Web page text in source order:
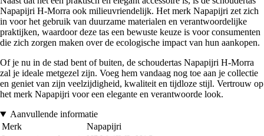
Napapijri H-Morra ook milieuvriendelijk. Het merk Napapijri zet zich
in voor het gebruik van duurzame materialen en verantwoordelijke
praktijken, waardoor deze tas een bewuste keuze is voor consumenten
die zich zorgen maken over de ecologische impact van hun aankopen.
Of je nu in de stad bent of buiten, de schoudertas Napapijri H-Morra
zal je ideale metgezel zijn. Voeg hem vandaag nog toe aan je collectie
en geniet van zijn veelzijdigheid, kwaliteit en tijdloze stijl. Vertrouw op
het merk Napapijri voor een elegante en verantwoorde look.
Aanvullende informatie
Merk
Napapijri